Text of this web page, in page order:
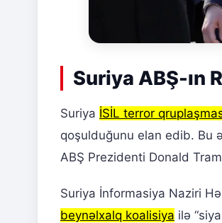
Suriya ABŞ-ın
Suriya İSİL terror
qoşulduğunu elan edib. Bu
ABŞ Prezidenti Donald
Suriya İnformasiya Naziri
beynəlxalq koalisiya ilə